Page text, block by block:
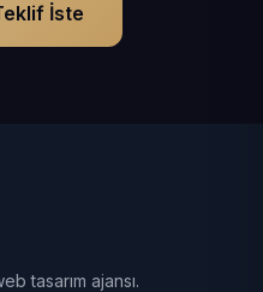
İste
tasarım ajansı.